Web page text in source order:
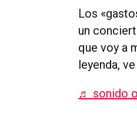
Los
un
que voy a
leyenda,
♬ sonido